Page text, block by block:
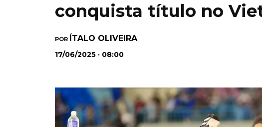
conquista título no
POR ÍTALO OLIVEIRA
17/06/2025 · 08:00